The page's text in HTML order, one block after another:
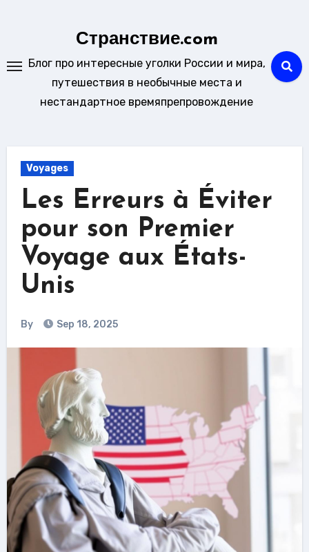
Странствие.com
Блог про интересные уголки России и мира,
путешествия в необычные места и
нестандартное времяпрепровождение
Voyages
Les Erreurs à Éviter
pour son Premier
Voyage aux États-
Unis
By Sep 18, 2025